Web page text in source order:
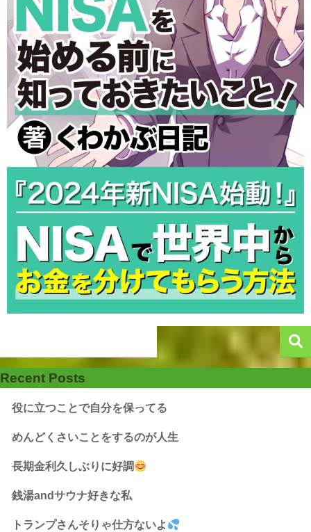
Recent Posts
役に立つことで自分を保ってる
めんどくさいことをするのが人生
長期金利久しぶりに好調
銭湯andサウナ好きな私
トランプさんそりゃ仕方ないよ